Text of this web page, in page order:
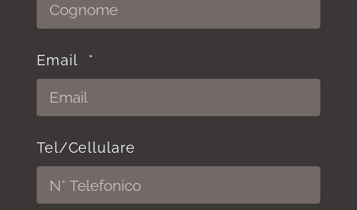
Email
Tel/Cellulare